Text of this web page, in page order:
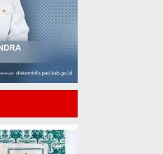
Chandra: Media Mitra
Strategis Pembangunan
Pati